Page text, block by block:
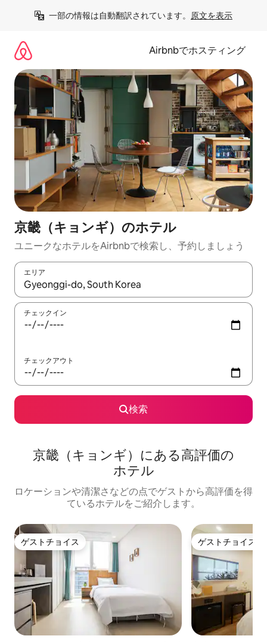
一部の情報は自動翻訳されています。 原文を表示
Airbnbでホスティング
京畿（キョンギ）のホ⁠テ⁠ル
ユニークなホ⁠テ⁠ル⁠をAirbnb⁠で検⁠索⁠し⁠、予⁠約し⁠ま⁠し⁠ょ⁠う
エリア
検索結果が表示されたら、上下の矢印キーを使って移動するか
チェックイン
チェックアウト
検索
京畿（キョンギ）にある高⁠評⁠価⁠の
ホ⁠テ⁠ル
ロケーションや清潔さなどの点でゲストから高評価を得
ているホテルをご紹介します。
ゲストチョイス
ゲストチョイス ゲストチョイス
ゲストチョイス